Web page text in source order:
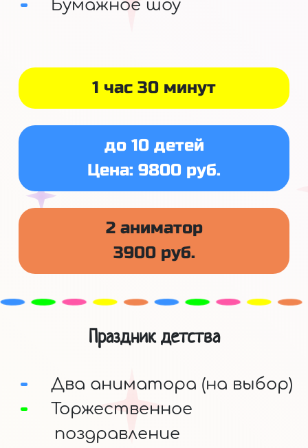
1 час 30 минут
до 10 детей
Цена: 9800 руб.
2 аниматор
3900 руб.
Бумажное шоу
Праздник детства
Два аниматора (на выбор)
Торжественное
поздравление